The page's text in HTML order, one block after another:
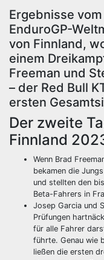
Ergebnisse
EnduroGP-
von Finnland,
einem
Freeman und
– der Red Bull
ersten
Der zweite
Finnland
Wenn Brad
bekamen die
und stellten den
Beta-Fahrers in
Josep Garcia und
Prüfungen
für alle Fahrer
führte. Genau wie
ließen die ersten